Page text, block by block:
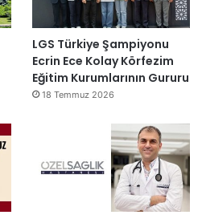
LGS Türkiye Şampiyonu
Ecrin Ece Kolay Körfezim
Eğitim Kurumlarının Gururu
18 Temmuz 2026